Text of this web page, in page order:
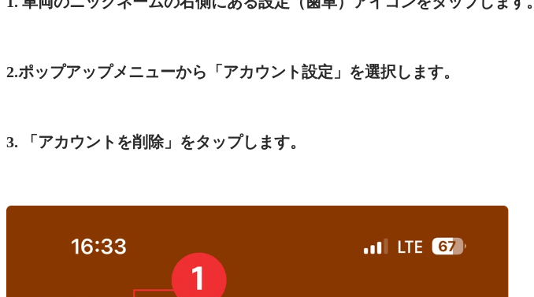
2.ポップアップメニューから「アカウント設定」を選択します。
3. 「アカウントを削除」をタップします。